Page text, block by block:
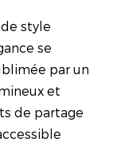
style
se
par un
et
de partage